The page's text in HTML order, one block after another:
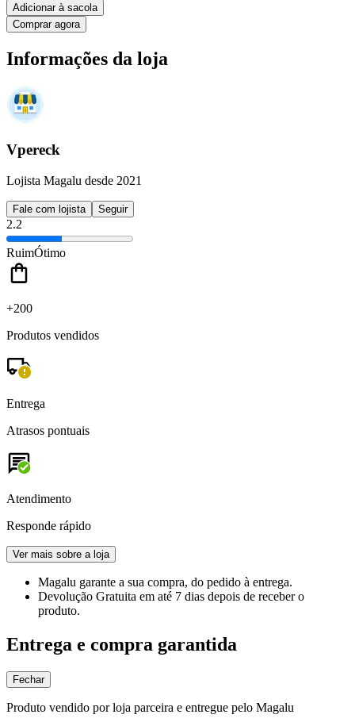
Adicionar à sacola
Comprar agora
Informações da loja
Vpereck
Lojista Magalu desde 2021
Fale com lojista Seguir
2.2
RuimÓtimo
+200
Produtos vendidos
Entrega
Atrasos pontuais
Atendimento
Responde rápido
Ver mais sobre a loja
Magalu garante a sua compra, do pedido à entrega.
Devolução Gratuita em até 7 dias depois de receber o
produto.
Entrega e compra garantida
Fechar
Produto vendido por loja parceira e entregue pelo Magalu